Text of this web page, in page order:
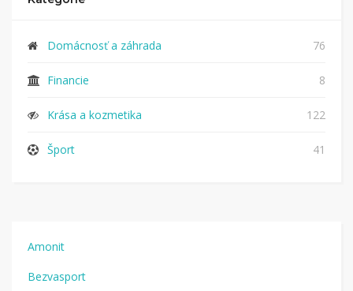
Domácnosť a záhrada 76
Financie 8
Krása a kozmetika 122
Šport 41
Amonit
Bezvasport